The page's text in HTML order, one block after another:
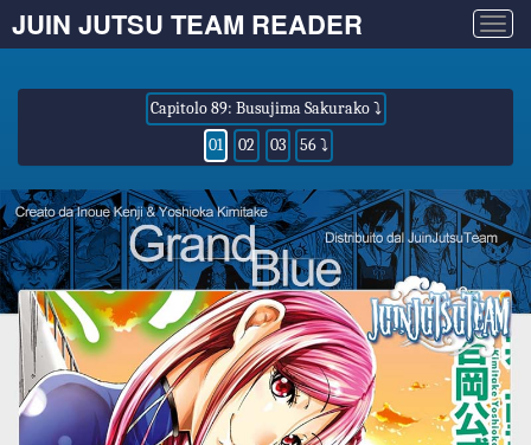
JUIN JUTSU TEAM READER
Capitolo 89: Busujima Sakurako ⤵
01
02 03 56 ⤵